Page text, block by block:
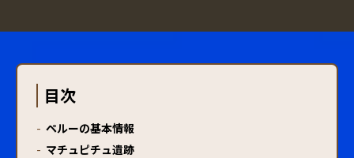
目次
- ペルーの基本情報
- マチュピチュ遺跡